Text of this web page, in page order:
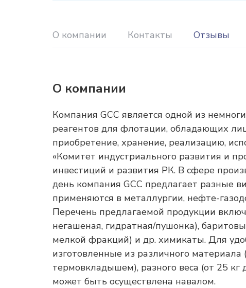
О компании Контакты Отзывы
О компании
Компания GCC является одной из
реагентов для флотации, обладающих
приобретение, хранение, реализацию,
«Комитет индустриального развития и
инвестиций и развития РК. В сфере
день компания GСС предлагает разные
применяются в металлургии, нефте-
Перечень предлагаемой продукции
негашеная, гидратная/пушонка),
мелкой фракций) и др. химикаты. Для
изготовленные из различного
термовкладышем), разного веса (от 25 кг
может быть осуществлена навалом.